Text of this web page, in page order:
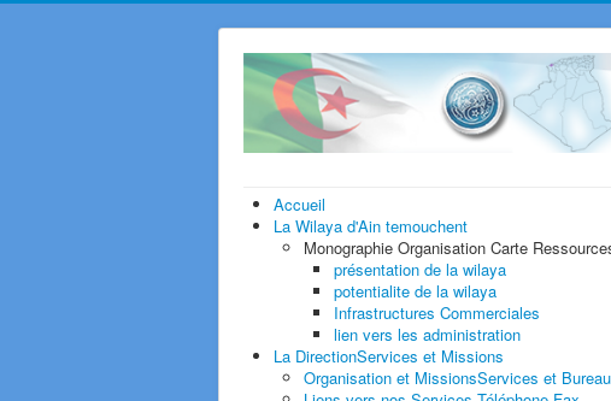
Accueil
La Wilaya d'Ain temouchent
Monographie Organisation Carte
présentation de la wilaya
potentialite de la wilaya
Infrastructures Commerciales
lien vers les administration
La DirectionServices et Missions
Organisation et MissionsServices et